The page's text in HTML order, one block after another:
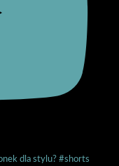
dla stylu? #shorts